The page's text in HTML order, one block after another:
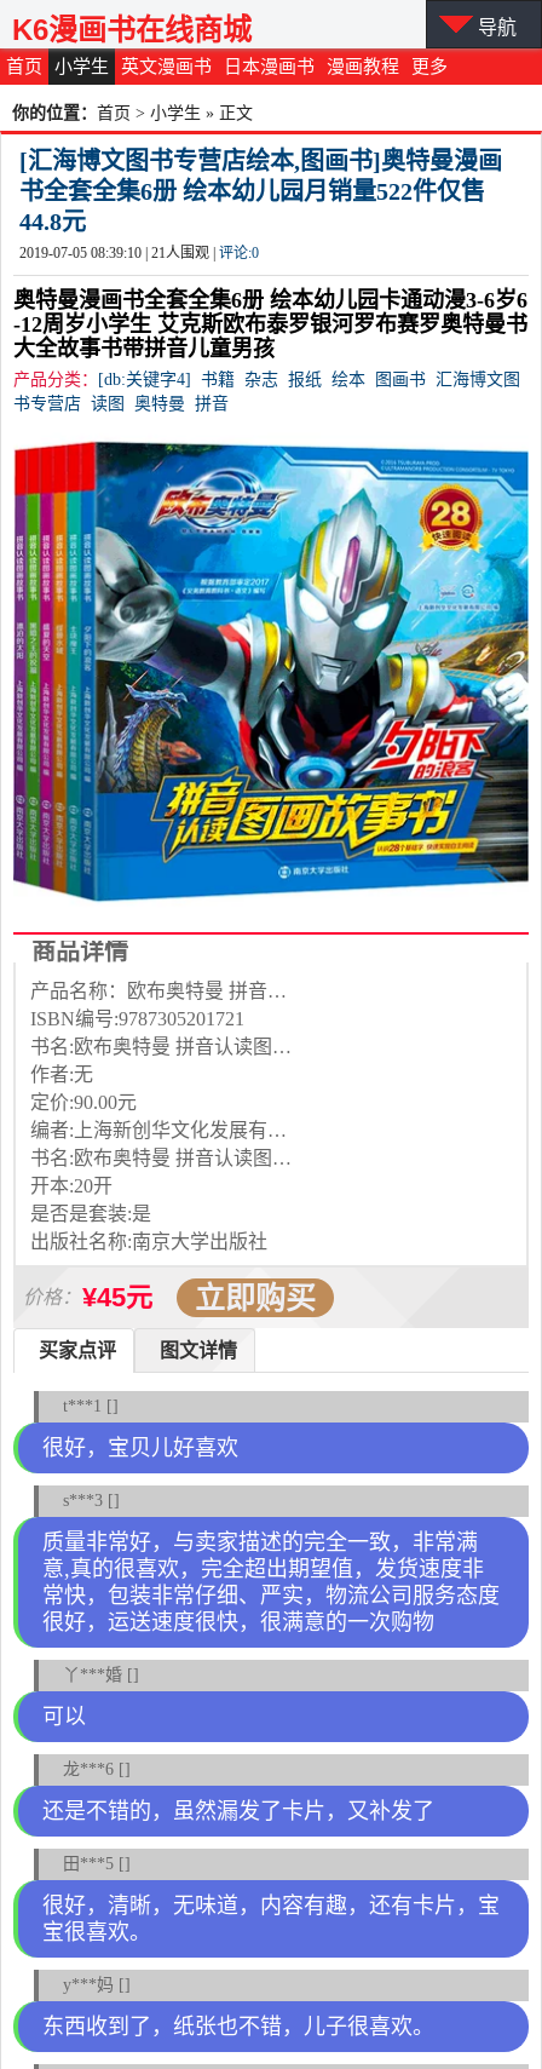
首页 小学生 英文漫画书 日本漫画书 漫画教程 更多
K6漫画书在线商城 导航
你的位置： 首页 > 小学生 » 正文
[汇海博文图书专营店绘本,图画书]奥特曼漫画
书全套全集6册 绘本幼儿园月销量522件仅售
44.8元
2019-07-05 08:39:10 | 21人围观 | 评论:0
奥特曼漫画书全套全集6册 绘本幼儿园卡通动漫3-6岁6
-12周岁小学生 艾克斯欧布泰罗银河罗布赛罗奥特曼书
大全故事书带拼音儿童男孩
产品分类： [db:关键字4] 书籍 杂志 报纸 绘本 图画书 汇海博文图
书专营店 读图 奥特曼 拼音
商品详情
产品名称：欧布奥特曼 拼音认读图画故...
ISBN编号:9787305201721
书名:欧布奥特曼 拼音认读图画故事书
作者:无
定价:90.00元
编者:上海新创华文化发展有限公司
书名:欧布奥特曼 拼音认读图画故事书
开本:20开
是否是套装:是
出版社名称:南京大学出版社
价格： ¥45元 立即购买
图文详情
买家点评
t***1 []
很好，宝贝儿好喜欢
s***3 []
质量非常好，与卖家描述的完全一致，非常满
意,真的很喜欢，完全超出期望值，发货速度非
常快，包装非常仔细、严实，物流公司服务态度
很好，运送速度很快，很满意的一次购物
丫***婚 []
可以
龙***6 []
还是不错的，虽然漏发了卡片，又补发了
田***5 []
很好，清晰，无味道，内容有趣，还有卡片，宝
宝很喜欢。
y***妈 []
东西收到了，纸张也不错，儿子很喜欢。